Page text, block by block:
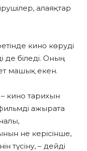
алаяқтар
кино көруді
біледі. Оның
машық екен.
кино тарихын
ажырата
не керісінше,
түсіну, – дейді